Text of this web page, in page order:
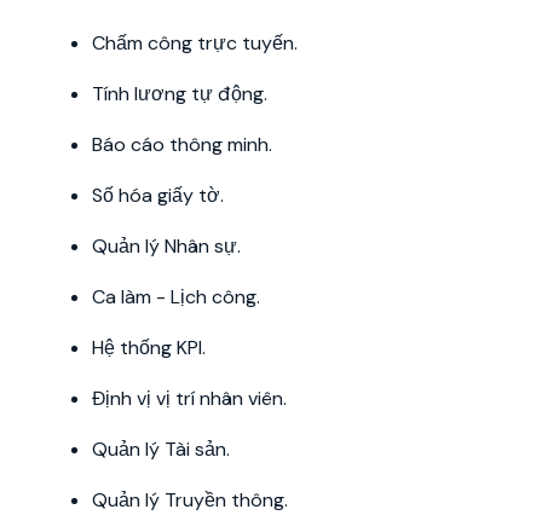
Chấm công trực tuyến.
Tính lương tự động.
Báo cáo thông minh.
Số hóa giấy tờ.
Quản lý Nhân sự.
Ca làm - Lịch công.
Hệ thống KPI.
Định vị vị trí nhân viên.
Quản lý Tài sản.
Quản lý Truyền thông.